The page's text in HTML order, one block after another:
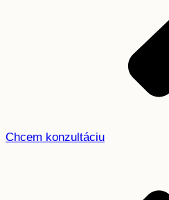
Chcem konzultáciu